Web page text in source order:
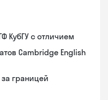
КубГУ с отличием
Cambridge English
за границей